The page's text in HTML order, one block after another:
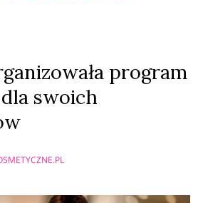
program
swoich